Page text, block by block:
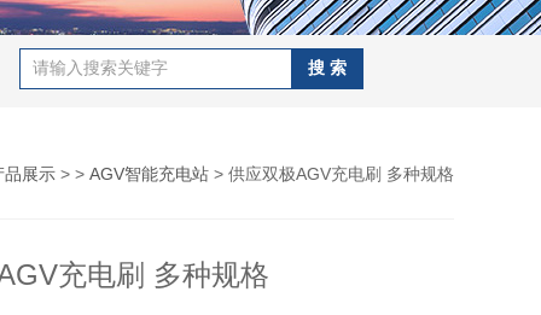
品展示 > > AGV智能充电站 > 供应双极AGV充电刷 多种规格
充电刷 多种规格